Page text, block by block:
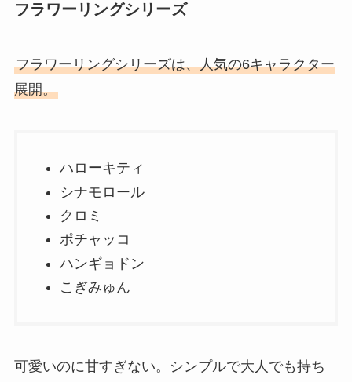
フラワーリングシリーズ
フラワーリングシリーズは、人気の6キャラクター
展開。
ハローキティ
シナモロール
クロミ
ポチャッコ
ハンギョドン
こぎみゅん
可愛いのに甘すぎない。シンプルで大人でも持ち